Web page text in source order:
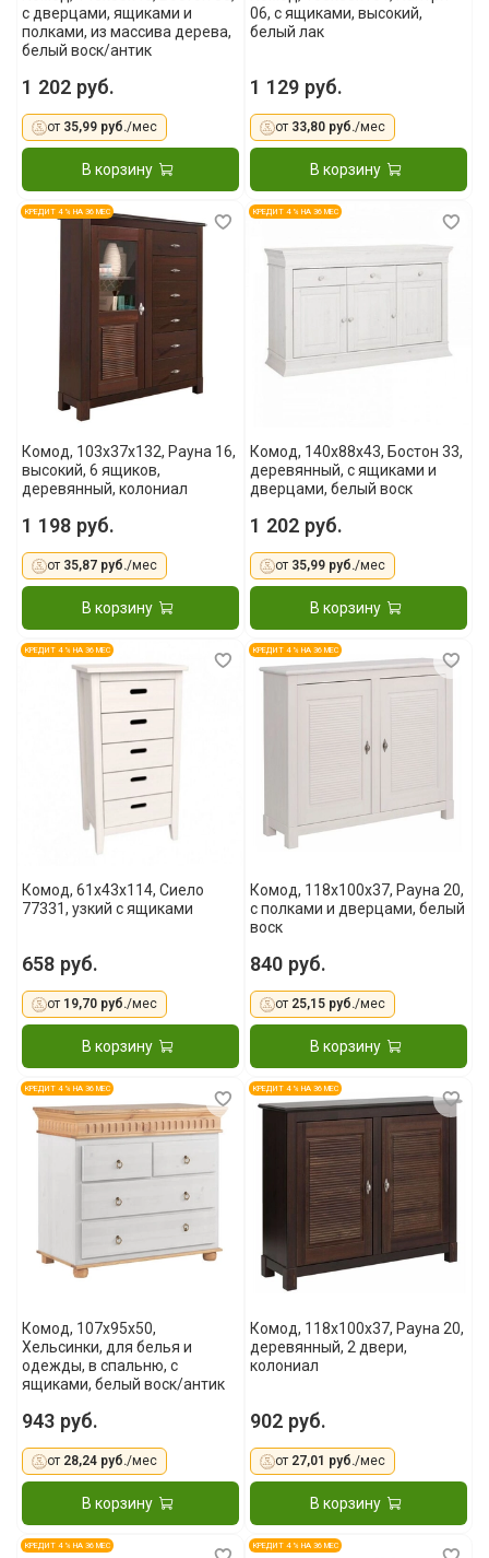
с дверцами, ящиками и
полками, из массива дерева,
белый воск/антик
1 202 руб.
от 35,99 руб./мес
В корзину
06, с ящиками, высокий,
белый лак
1 129 руб.
от 33,80 руб./мес
В корзину
КРЕДИТ 4 % НА 36 МЕС
Комод, 103x37x132, Рауна 16,
высокий, 6 ящиков,
деревянный, колониал
1 198 руб.
от 35,87 руб./мес
В корзину
КРЕДИТ 4 % НА 36 МЕС
Комод, 140x88x43, Бостон 33,
деревянный, с ящиками и
дверцами, белый воск
1 202 руб.
от 35,99 руб./мес
В корзину
КРЕДИТ 4 % НА 36 МЕС
Комод, 61x43x114, Сиело
77331, узкий с ящиками
658 руб.
от 19,70 руб./мес
В корзину
КРЕДИТ 4 % НА 36 МЕС
Комод, 118x100x37, Рауна 20,
с полками и дверцами, белый
воск
840 руб.
от 25,15 руб./мес
В корзину
КРЕДИТ 4 % НА 36 МЕС
Комод, 107x95x50,
Хельсинки, для белья и
одежды, в спальню, с
ящиками, белый воск/антик
943 руб.
от 28,24 руб./мес
В корзину
КРЕДИТ 4 % НА 36 МЕС
Комод, 118x100x37, Рауна 20,
деревянный, 2 двери,
колониал
902 руб.
от 27,01 руб./мес
В корзину
КРЕДИТ 4 % НА 36 МЕС КРЕДИТ 4 % НА 36 МЕС